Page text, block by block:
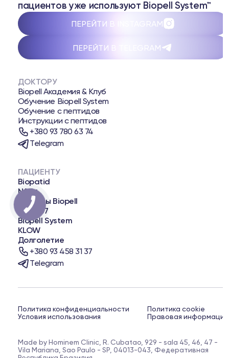
ДОКТОРУ
Biopell Академия & Клуб
Обучение Biopell System
Обучение с пептидов
Инструкции с пептидов
+380 93 780 63 74
Telegram
ПАЦИЕНТУ
Biopatid
NAD+
Пеллеты Biopell
BPC-157
Biopell System
KLOW
Долголетие
+380 93 458 31 37
Telegram
пациентов уже используют Biopell System™
ПЕРЕЙТИ В INSTAGRAM
ПЕРЕЙТИ В TELEGRAM
Made by Hominem Clinic, R. Cubatao, 929 - sala 45, 46, 47 -
Vila Mariana, Sao Paulo - SP, 04013-043, Федеративная
Политика конфиденциальности
Условия использования
Политика cookie
Правовая информация